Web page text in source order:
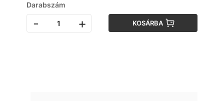
Darabszám
- + KOSÁRBA